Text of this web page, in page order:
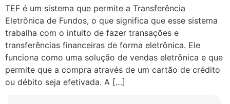
TEF é um sistema que permite a Transferência
Eletrônica de Fundos, o que significa que esse sistema
trabalha com o intuito de fazer transações e
transferências financeiras de forma eletrônica. Ele
funciona como uma solução de vendas eletrônica e que
permite que a compra através de um cartão de crédito
ou débito seja efetivada. A […]